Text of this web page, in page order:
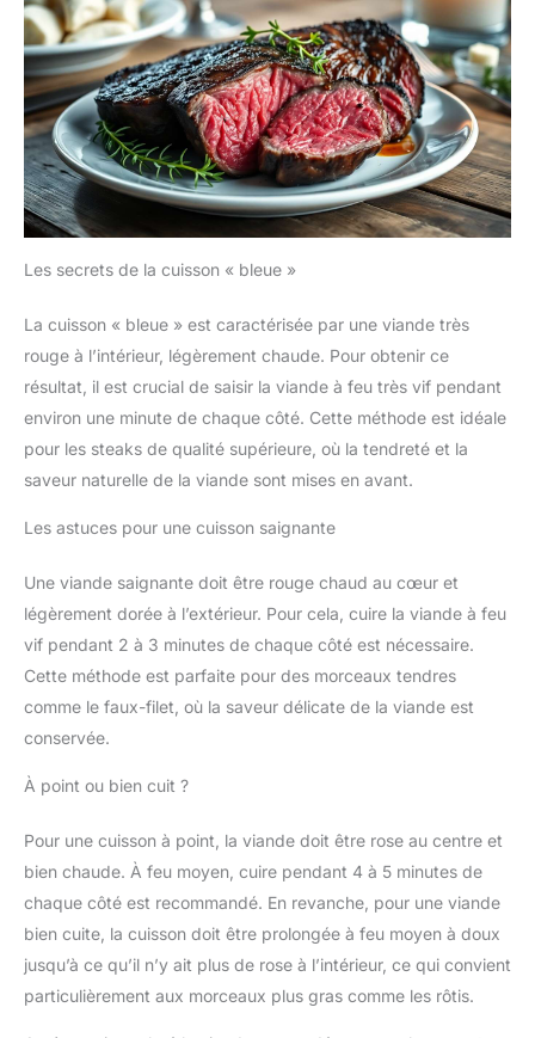
magnétique ou au trou de
suspension au dos, vous
pouvez facilement l'attacher à
votre four ou à votre
réfrigérateur ou le suspendre
n'importe où. Après utilisation, il
suffit d'essuyer ou de rincer la
sonde
Les secrets de la cuisson « bleue »
La cuisson « bleue » est caractérisée par une viande très
rouge à l’intérieur, légèrement chaude. Pour obtenir ce
résultat, il est crucial de saisir la viande à feu très vif pendant
environ une minute de chaque côté. Cette méthode est idéale
pour les steaks de qualité supérieure, où la tendreté et la
saveur naturelle de la viande sont mises en avant.
Les astuces pour une cuisson saignante
Une viande saignante doit être rouge chaud au cœur et
légèrement dorée à l’extérieur. Pour cela, cuire la viande à feu
vif pendant 2 à 3 minutes de chaque côté est nécessaire.
Cette méthode est parfaite pour des morceaux tendres
comme le faux-filet, où la saveur délicate de la viande est
conservée.
À point ou bien cuit ?
Pour une cuisson à point, la viande doit être rose au centre et
bien chaude. À feu moyen, cuire pendant 4 à 5 minutes de
chaque côté est recommandé. En revanche, pour une viande
bien cuite, la cuisson doit être prolongée à feu moyen à doux
jusqu’à ce qu’il n’y ait plus de rose à l’intérieur, ce qui convient
particulièrement aux morceaux plus gras comme les rôtis.